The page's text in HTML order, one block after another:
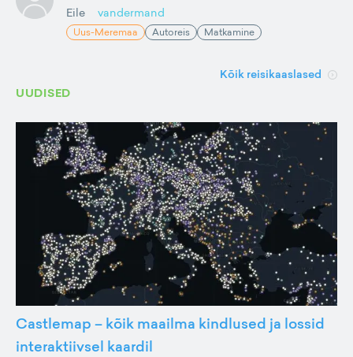
Eile vandermand
Uus-Meremaa Autoreis Matkamine
Kõik reisikaaslased
UUDISED
Castlemap – kõik maailma kindlused ja lossid
interaktiivsel kaardil